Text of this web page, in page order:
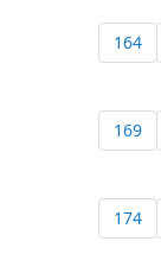
164
169
174